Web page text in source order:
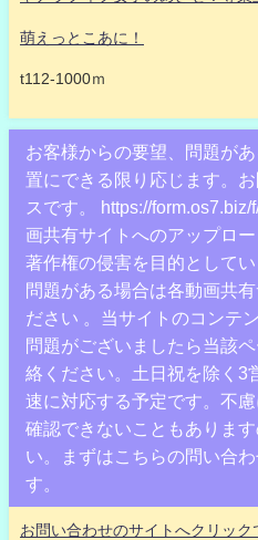
萌えっとこあに！
t112-1000ｍ
お客様からの要望、問題が
置にできる限り応じます。
スです。 https://
画共有サイトへのアップロ
著作権の侵害を目的として
問題がある場合は各動画共
ださい 。当サイトのコンテ
問題がございましたら当該
絡ください。土日祝を除く3
速に対応する予定です。不
確認できないこともありま
い。まずはこちらの問い合
す。
お問い合わせのサイトへクリック